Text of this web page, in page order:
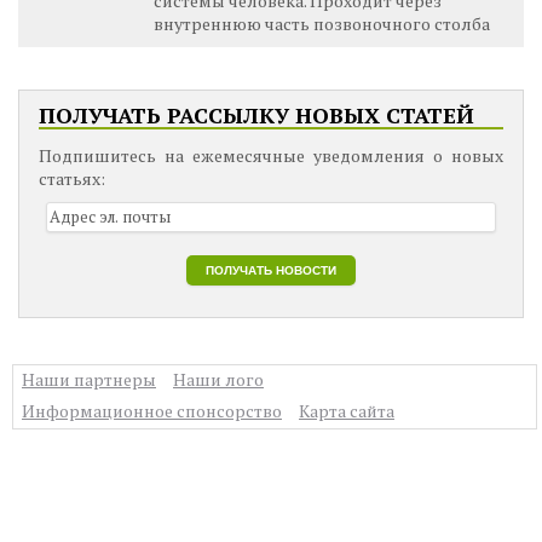
внутреннюю часть позвоночного столба
ПОЛУЧАТЬ РАССЫЛКУ НОВЫХ СТАТЕЙ
Подпишитесь на ежемесячные уведомления о новых
статьях:
Наши партнеры
Наши лого
Информационное спонсорство
Карта сайта